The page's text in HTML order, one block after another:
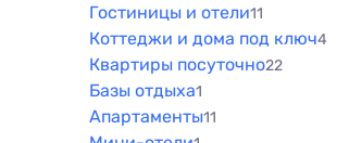
Гостиницы и отели11
Коттеджи и дома под ключ4
Квартиры посуточно22
Базы отдыха1
Апартаменты11